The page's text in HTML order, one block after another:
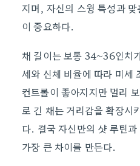
지며, 자신의 스윙 특성과
이 중요하다.
채 길이는 보통 34~36인치
세와 신체 비율에 따라 미세
컨트롤이 좋아지지만 멀리
로 긴 채는 거리감을 확장시
다. 결국 자신만의 샷 루틴
가장 큰 차이를 만든다.